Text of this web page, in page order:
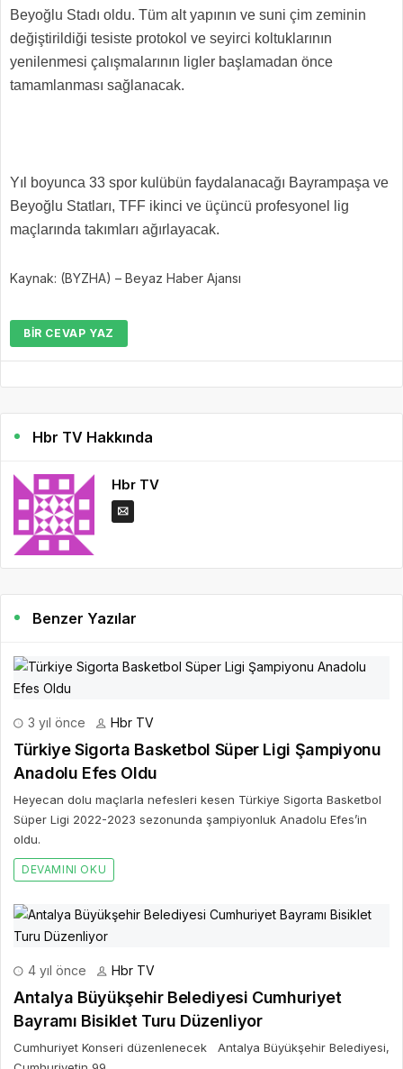
Beyoğlu Stadı oldu. Tüm alt yapının ve suni çim zeminin
değiştirildiği tesiste protokol ve seyirci koltuklarının
yenilenmesi çalışmalarının ligler başlamadan önce
tamamlanması sağlanacak.
Yıl boyunca 33 spor kulübün faydalanacağı Bayrampaşa ve
Beyoğlu Statları, TFF ikinci ve üçüncü profesyonel lig
maçlarında takımları ağırlayacak.
Kaynak: (BYZHA) – Beyaz Haber Ajansı
BIR CEVAP YAZ
Hbr TV Hakkında
Hbr TV
Benzer Yazılar
3 yıl önce Hbr TV
Türkiye Sigorta Basketbol Süper Ligi Şampiyonu
Anadolu Efes Oldu
Heyecan dolu maçlarla nefesleri kesen Türkiye Sigorta Basketbol
Süper Ligi 2022-2023 sezonunda şampiyonluk Anadolu Efes’in
oldu.
DEVAMINI OKU
4 yıl önce Hbr TV
Antalya Büyükşehir Belediyesi Cumhuriyet
Bayramı Bisiklet Turu Düzenliyor
Cumhuriyet Konseri düzenlenecek Antalya Büyükşehir Belediyesi,